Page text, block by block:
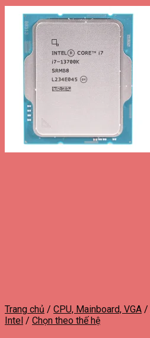
Trang chủ / CPU, Mainboard, VGA /
Intel / Chọn theo thế hệ